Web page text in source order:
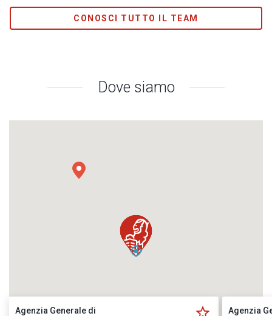
CONOSCI TUTTO IL TEAM
Dove siamo
Agenzia Generale di Agenzia